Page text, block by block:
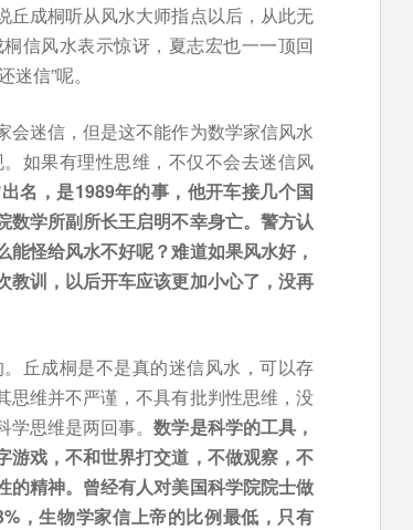
丘成桐听从风水大师指点以后，从此无
信风水表示惊讶，夏志宏也一一顶回
信”呢。
迷信，但是这不能作为数学家信风水
如果有理性思维，不仅不会去迷信风
名，是1989年的事，他开车接几个国
数学所副所长王启明不幸身亡。警方认
怪给风水不好呢？难道如果风水好，
教训，以后开车应该更加小心了，没再
丘成桐是不是真的迷信风水，可以存
思维并不严谨，不具有批判性思维，没
学思维是两回事。数学是科学的工具，
游戏，不和世界打交道，不做观察，不
的精神。曾经有人对美国科学院院士做
，生物学家信上帝的比例最低，只有